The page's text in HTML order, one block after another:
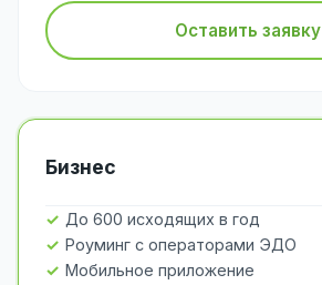
Оставить заявку
Бизнес
До 600 исходящих в год
Роуминг с операторами ЭДО
Мобильное приложение